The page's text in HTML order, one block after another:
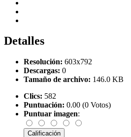
Detalles
Resolución: 603x792
Descargas: 0
Tamaño de archivo: 146.0 KB
Clics: 582
Puntuación: 0.00 (0 Votos)
Puntuar imagen: